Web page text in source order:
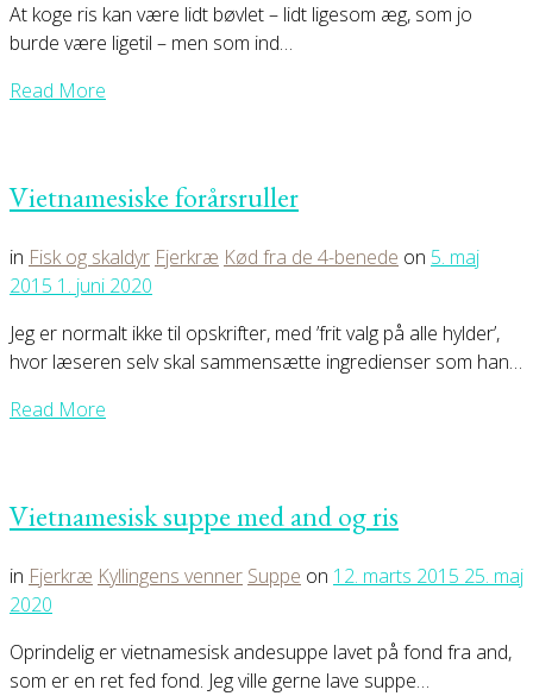
At koge ris kan være lidt bøvlet – lidt ligesom æg, som jo
burde være ligetil – men som ind…
Read More
Vietnamesiske forårsruller
in Fisk og skaldyr Fjerkræ Kød fra de 4-benede on 5. maj
2015 1. juni 2020
Jeg er normalt ikke til opskrifter, med ’frit valg på alle hylder’,
hvor læseren selv skal sammensætte ingredienser som han…
Read More
Vietnamesisk suppe med and og ris
in Fjerkræ Kyllingens venner Suppe on 12. marts 2015 25. maj
2020
Oprindelig er vietnamesisk andesuppe lavet på fond fra and,
som er en ret fed fond. Jeg ville gerne lave suppe…